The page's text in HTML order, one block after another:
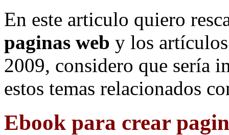
En este articulo quiero
paginas web y los
2009, considero que sería
estos temas relacionados
Ebook para crear